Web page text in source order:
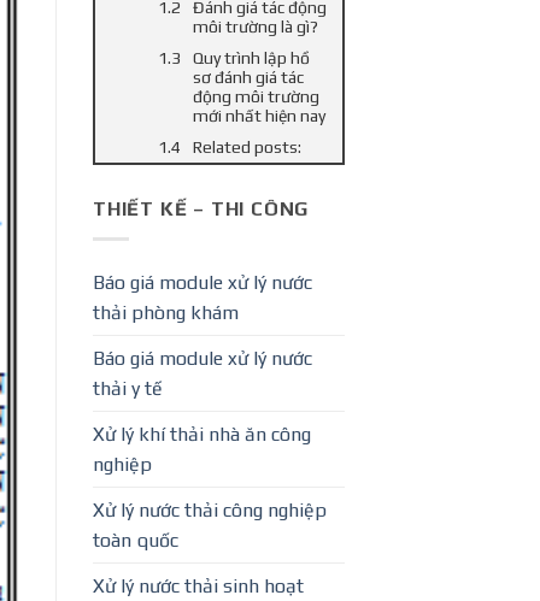
Đánh giá tác động
môi trường là gì?
Quy trình lập hồ
sơ đánh giá tác
động môi trường
mới nhất hiện nay
Related posts:
THIẾT KẾ – THI CÔNG
Báo giá module xử lý nước
thải phòng khám
Báo giá module xử lý nước
thải y tế
Xử lý khí thải nhà ăn công
nghiệp
Xử lý nước thải công nghiệp
toàn quốc
Xử lý nước thải sinh hoạt